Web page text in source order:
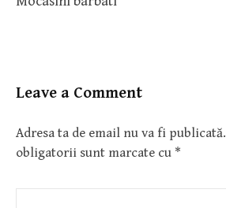
Leave a Comment
Adresa ta de email nu va fi publicată.
obligatorii sunt marcate cu *